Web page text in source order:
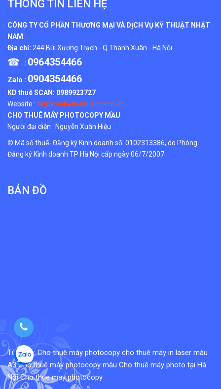
THÔNG TIN LIÊN HỆ
CÔNG TY CỔ PHẦN THƯƠNG MẠI VÀ DỊCH VỤ KỸ THUẬT NHẬT
NAM
Địa chỉ: 244 Bùi Xương Trạch - Q.Thanh Xuân - Hà Nội
☎ : 0964354466
Zalo : 0904354466
KD thuê SCAN: 0989923727
Website : https://nhatnamjsc.com.vn
CHO THUÊ MÁY PHOTOCOPY MẦU
Người đại diện : Nguyễn Xuân Hiệu
© Mã số thuế- Đăng ký Kinh doanh số: 0102313386, do Phòng
Đăng ký Kinh doanh TP Hà Nội cấp ngày 06/7/2007
BẢN ĐỒ
Từ khóa:Cho thuê máy photocopy cho thuê máy in laser màu
A3 Cho thuê máy photocopy màu Cho thuê máy photo tại Hà
Nội Cho thue may photocopy